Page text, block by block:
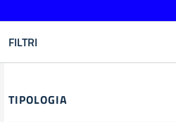
FILTRI
Filtri
TIPOLOGIA